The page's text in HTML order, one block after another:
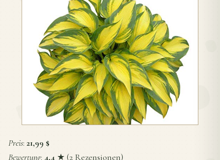
Preis: 21,99 $
Bewertung: 4,4 ★ (2 Rezensionen)